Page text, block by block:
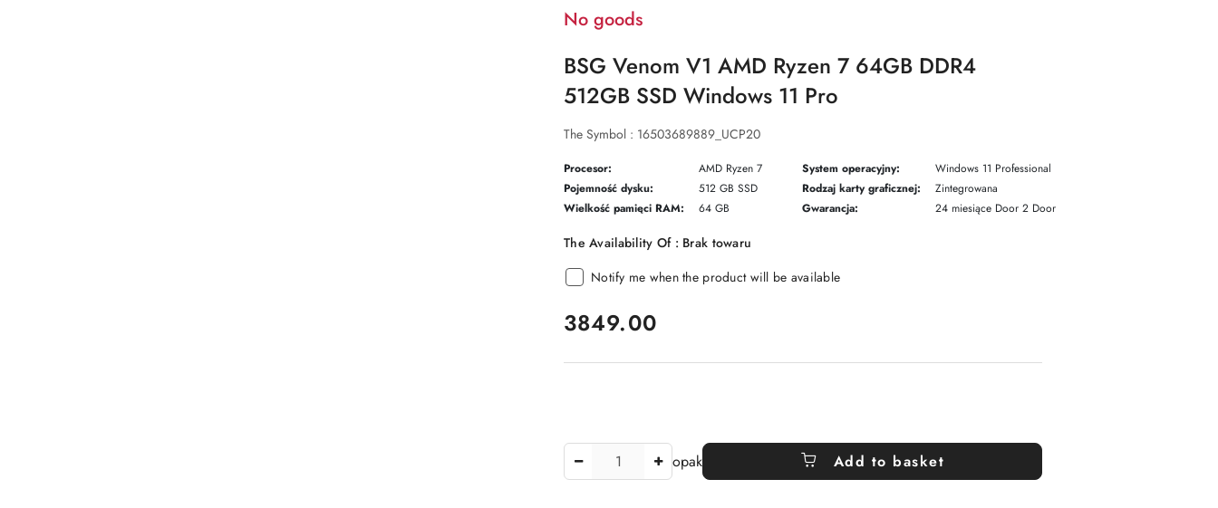
No goods
BSG Venom V1 AMD Ryzen 7 64GB DDR4
512GB SSD Windows 11 Pro
The Symbol : 16503689889_UCP20
Procesor: AMD Ryzen 7 System operacyjny:
Windows 11 Professional
Pojemność dysku:
512 GB SSD Rodzaj karty graficznej:
Zintegrowana
Wielkość pamięci RAM:
64 GB Gwarancja: 24 miesiące Door 2 Door
The Availability Of : Brak towaru
Notify me when the product will be available
price:
3849.00
Amount
opak Add to basket